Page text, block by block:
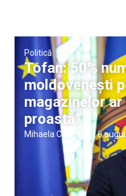
Politică
Tofan: 50%
moldovenești
magazinelor
proastă”
Mihaela Conovali |6